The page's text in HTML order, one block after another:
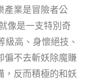
產業是冒險者公
像是一支特別奇
級高、身懷絕技、
偏不去斬妖除魔賺
，反而積極的和妖